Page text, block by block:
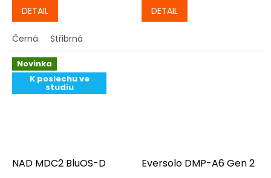
DETAIL
Černá Střibrná
DETAIL
Novinka
K poslechu ve
studiu
NAD MDC2 BluOS-D Eversolo DMP-A6 Gen 2